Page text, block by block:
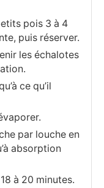
pois 3 à 4
puis réserver.
les échalotes
ce qu’il
par louche en
absorption
à 20 minutes.